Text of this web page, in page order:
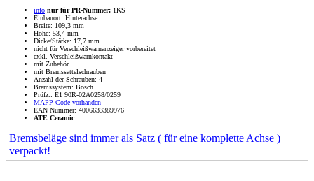
info nur für PR-Nummer: 1KS
Einbauort: Hinterachse
Breite: 109,3 mm
Höhe: 53,4 mm
Dicke/Stärke: 17,7 mm
nicht für Verschleißwarnanzeiger vorbereitet
exkl. Verschleißwarnkontakt
mit Zubehör
mit Bremssattelschrauben
Anzahl der Schrauben: 4
Bremssystem: Bosch
Prüfz.: E1 90R-02A0258/0259
MAPP-Code vorhanden
EAN Nummer: 4006633389976
ATE Ceramic
Bremsbeläge sind immer als Satz ( für eine komplette Achse )
verpackt!